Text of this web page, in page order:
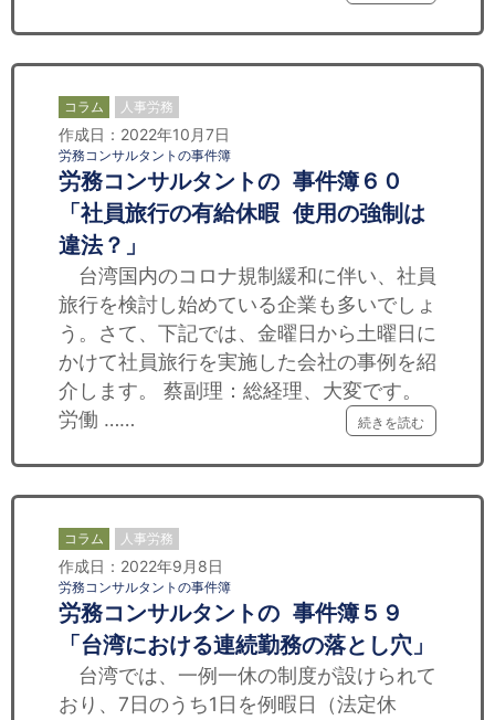
コラム 人事労務
作成日：2022年10月7日
労務コンサルタントの事件簿
労務コンサルタントの 事件簿６０
「社員旅行の有給休暇 使用の強制は
違法？」
台湾国内のコロナ規制緩和に伴い、社員
旅行を検討し始めている企業も多いでしょ
う。さて、下記では、金曜日から土曜日に
かけて社員旅行を実施した会社の事例を紹
介します。 蔡副理：総経理、大変です。
労働 ……
続きを読む
コラム 人事労務
作成日：2022年9月8日
労務コンサルタントの事件簿
労務コンサルタントの 事件簿５９
「台湾における連続勤務の落とし穴」
台湾では、一例一休の制度が設けられて
おり、7日のうち1日を例暇日（法定休